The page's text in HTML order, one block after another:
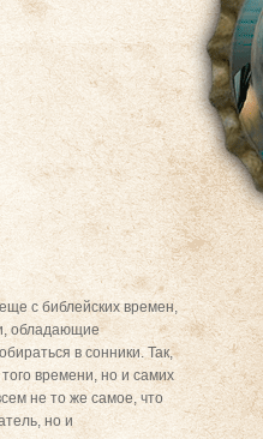
с библейских времен,
обладающие
в сонники. Так,
времени, но и самих
не то же самое, что
но и